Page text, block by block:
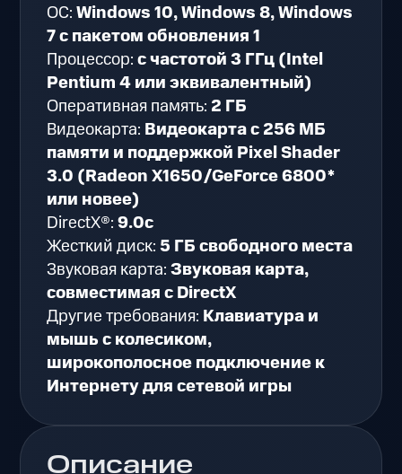
Описание
ОС:Windows 10, Windows 8, Windows
7 с пакетом обновления 1
Процессор:с частотой 3 ГГц (Intel
Pentium 4 или эквивалентный)
Оперативная память: 2 ГБ
Видеокарта: Видеокарта с 256 МБ
памяти и поддержкой Pixel Shader
3.0 (Radeon X1650/GeForce 6800*
или новее)
DirectX®:9.0c
Жесткий диск:5 ГБ свободного места
Звуковая карта:Звуковая карта,
совместимая с DirectX
Другие требования: Клавиатура и
мышь с колесиком,
широкополосное подключение к
Интернету для сетевой игры